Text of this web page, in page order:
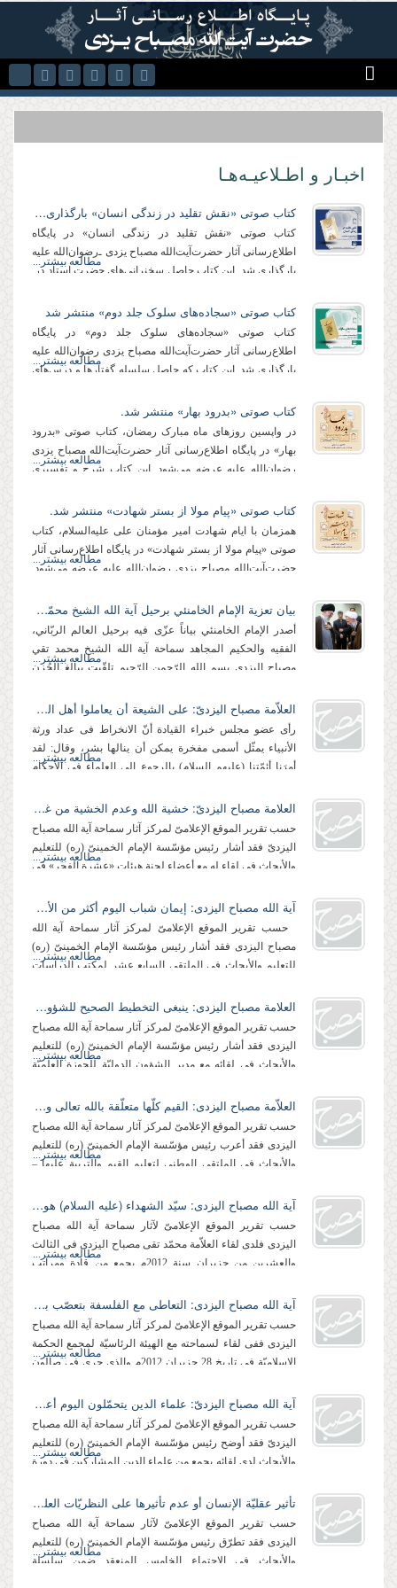
Skip to main content
اخبـار و اطـلاعیـه‌هـا
کتاب صوتی «نقش تقلید در زندگی انسان» بارگذاری شد
کتاب صوتی «نقش تقلید در زندگی انسان» در پایگاه
اطلاع‌رسانی آثار حضرت‌آیت‌الله مصباح یزدی ـ‌رضوان‌الله علیه‌
بارگذاری شد. این کتاب حاصل سخنرانی‌های حضرت استاد در
مطالعه بیشتر...
کتاب صوتی «سجاده‌های سلوک جلد دوم» منتشر شد
کتاب صوتی «سجاده‌های سلوک جلد دوم» در پایگاه
اطلاع‌رسانی آثار حضرت‌آیت‌الله مصباح یزدی رضوان‌الله علیه
بارگذاری شد. این کتاب که حاصل سلسله گفتارها و درس‌های
مطالعه بیشتر...
کتاب صوتی «بدرود بهار» منتشر شد.
در واپسین روزهای ماه مبارک رمضان، کتاب صوتی «بدرود
بهار» در پایگاه اطلاع‌رسانی آثار حضرت‌آیت‌الله مصباح یزدی
رضوان‌الله علیه عرضه می‌شود. این کتاب شرح و تفسیری
مطالعه بیشتر...
کتاب صوتی «پیام مولا از بستر شهادت» منتشر شد.
همزمان با ایام شهادت امیر مؤمنان علی علیه‌السلام، کتاب
صوتی «پیام مولا از بستر شهادت» در پایگاه اطلاع‌رسانی آثار
حضرت‌آیت‌الله مصباح یزدی رضوان‌الله علیه عرضه می‌شود.
مطالعه بیشتر...
بيان تعزية الإمام الخامنئي برحيل آية الله الشيخ محمّد تقي مصباح اليزدي
أصدر الإمام الخامنئي بياناً عزّى فيه برحيل العالم الربّاني،
الفقيه والحكيم المجاهد سماحة آية الله الشيخ محمد تقي
مصباح اليزدي بسم الله الرّحمن الرّحيم تلقّيت ببالغ الحُزن
مطالعه بیشتر...
العلاّمة مصباح الیزدیّ: على الشیعة أن یعاملوا أهل السنة بأدب وشفقة
رأى عضو مجلس خبراء القیادة أنّ الانخراط فی عداد ورثة
الأنبیاء یمثّل أسمى مفخرة یمكن أن ینالها بشر، وقال: لقد
أمرَنا أئمّتنا (علیهم السلام) بالرجوع إلى العلماء فی الأحكام
مطالعه بیشتر...
العلامة مصباح الیزدیّ: خشیة الله وعدم الخشیة من غیره كانا سرّ انتصار الإمام الراحل (رحمة الله علیه)
حسب تقریر الموقع الإعلامیّ لمركز آثار سماحة آیة الله مصباح
الیزدیّ فقد أشار رئیس مؤسّسة الإمام الخمینیّ (ره) للتعلیم
والأبحاث فی لقاء له مع أعضاء لجنة هیئات «عشرة الفجر» فی
مطالعه بیشتر...
آیة الله مصباح الیزدی: إیمان شباب الیوم أكثر من الأمس بكثیر
حسب تقریر الموقع الإعلامیّ لمركز آثار سماحة آیة الله
مصباح الیزدی فقد أشار رئیس مؤسّسة الإمام الخمینیّ (ره)
للتعلیم والأبحاث فی الملتقى السابع عشر لمكتب الدراسات
مطالعه بیشتر...
العلامة مصباح الیزدی: ینبغی التخطیط الصحیح للشؤون الدولیة فی الحوزة العلمیّة
حسب تقریر الموقع الإعلامیّ لمركز آثار سماحة آیة الله مصباح
الیزدی فقد أشار رئیس مؤسّسة الإمام الخمینیّ (ره) للتعلیم
والأبحاث فی لقائه مع مدیر الشؤون الدولیّة للحوزة العلمیّة
مطالعه بیشتر...
العلاّمة مصباح الیزدی: القیم كلّها متعلّقة بالله تعالى ولابدّ أن یسطع شعاع منه كی یكون لأمرٍ ما قیمة
حسب تقریر الموقع الإعلامیّ لمركز آثار سماحة آیة الله مصباح
الیزدی فقد أعرب رئیس مؤسّسة الإمام الخمینیّ (ره) للتعلیم
والأبحاث فی الملتقى الوطنی لتعلیم القیم والتربیة علیها –
مطالعه بیشتر...
آیة الله مصباح الیزدی: سیّد الشهداء (علیه السلام) هو اُسوة لا نظیر لها بین رسل الله
حسب تقریر الموقع الإعلامیّ لآثار سماحة آیة الله مصباح
الیزدی فلدى لقاء العلاّمة محمّد تقی مصباح الیزدی فی الثالث
والعشرین من حزیران سنة 2012م بجمع من قادة ومراتب
مطالعه بیشتر...
آیة الله مصباح الیزدی: التعاطی مع الفلسفة بتعصّب بعید عن ثقافة القرآن الكریم وسیرة أهل البیت (علیهم السلام)
حسب تقریر الموقع الإعلامیّ لمركز آثار سماحة آیة الله مصباح
الیزدی ففی لقاء لسماحته مع الهیئة الرئاسیّة لمجمع الحكمة
الإسلامیّة فی تاریخ 28 حزیران 2012م والذی جرى فی صالون
مطالعه بیشتر...
آیة الله مصباح الیزدیّ: علماء الدین یتحمّلون الیوم أعظم المسؤولیّات
حسب تقریر الموقع الإعلامیّ لمركز آثار سماحة آیة الله مصباح
الیزدیّ فقد أوضح رئیس مؤسّسة الإمام الخمینیّ (ره) للتعلیم
والأبحاث لدى لقائه بجمع من علماء الدین المشاركین فی دورة
مطالعه بیشتر...
تأثیر عقلیّة الإنسان أو عدم تأثیرها على النظریّات العلمیّة برأی العلاّمة مصباح الیزدی
حسب تقریر الموقع الإعلامیّ لآثار سماحة آیة الله مصباح
الیزدی فقد تطرّق رئیس مؤسّسة الإمام الخمینیّ (ره) للتعلیم
والأبحاث فی الاجتماع الخامس المنعقد ضمن سلسلة
مطالعه بیشتر...